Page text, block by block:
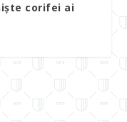
corifei ai